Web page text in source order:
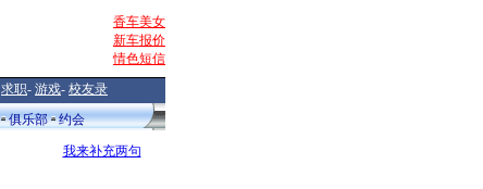
香车美女
新车报价
情色短信
求职- 游戏- 校友录
俱乐部 约会
我来补充两句